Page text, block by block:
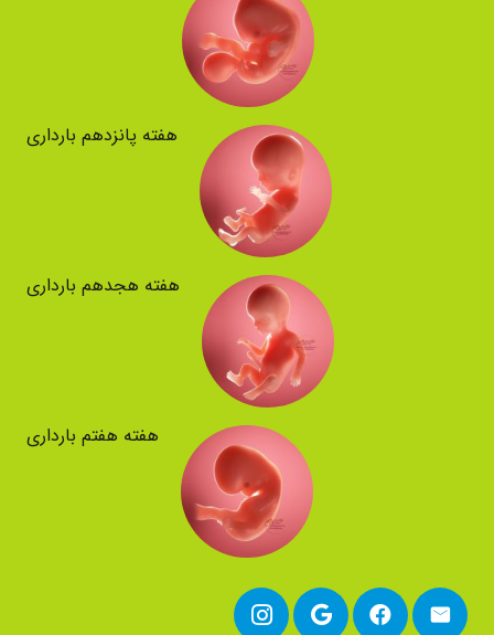
هفته پانزدهم بارداری
هفته هجدهم بارداری
هفته هفتم بارداری